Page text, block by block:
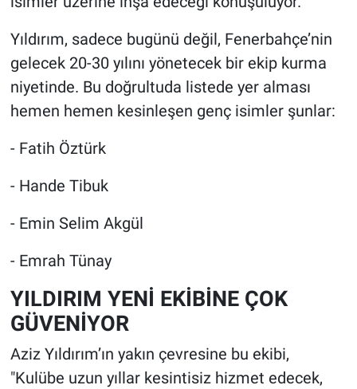
Yıldırım, sadece bugünü değil, Fenerbahçe’nin
gelecek 20-30 yılını yönetecek bir ekip kurma
niyetinde. Bu doğrultuda listede yer alması
hemen hemen kesinleşen genç isimler şunlar:
- Fatih Öztürk
- Hande Tibuk
- Emin Selim Akgül
- Emrah Tünay
YILDIRIM YENİ EKİBİNE ÇOK
GÜVENİYOR
Aziz Yıldırım’ın yakın çevresine bu ekibi,
"Kulübe uzun yıllar kesintisiz hizmet edecek,